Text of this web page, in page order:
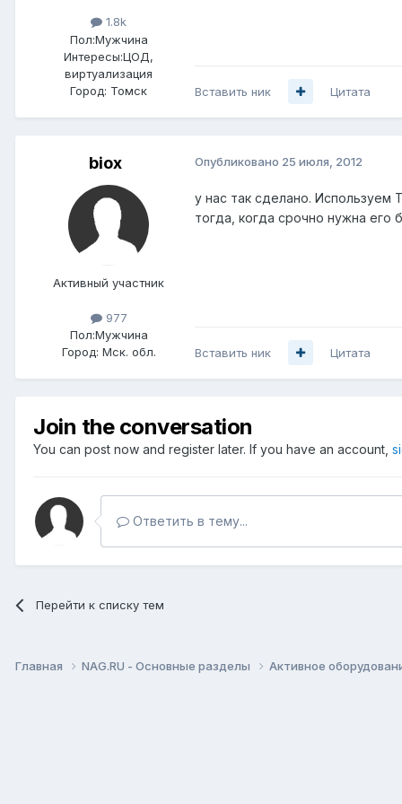
1.8k
Пол:Мужчина
Интересы:ЦОД,
виртуализация
Город: Томск Вставить ник Цитата
biox
Активный участник
977
Пол:Мужчина
Город: Мск. обл.
Опубликовано 25 июля, 2012
у нас так сделано. Используем
тогда, когда срочно нужна его
Вставить ник Цитата
Join the conversation
You can post now and register later. If you have an account,
Ответить в тему...
Перейти к списку тем
Главная NAG.RU - Основные разделы Активное